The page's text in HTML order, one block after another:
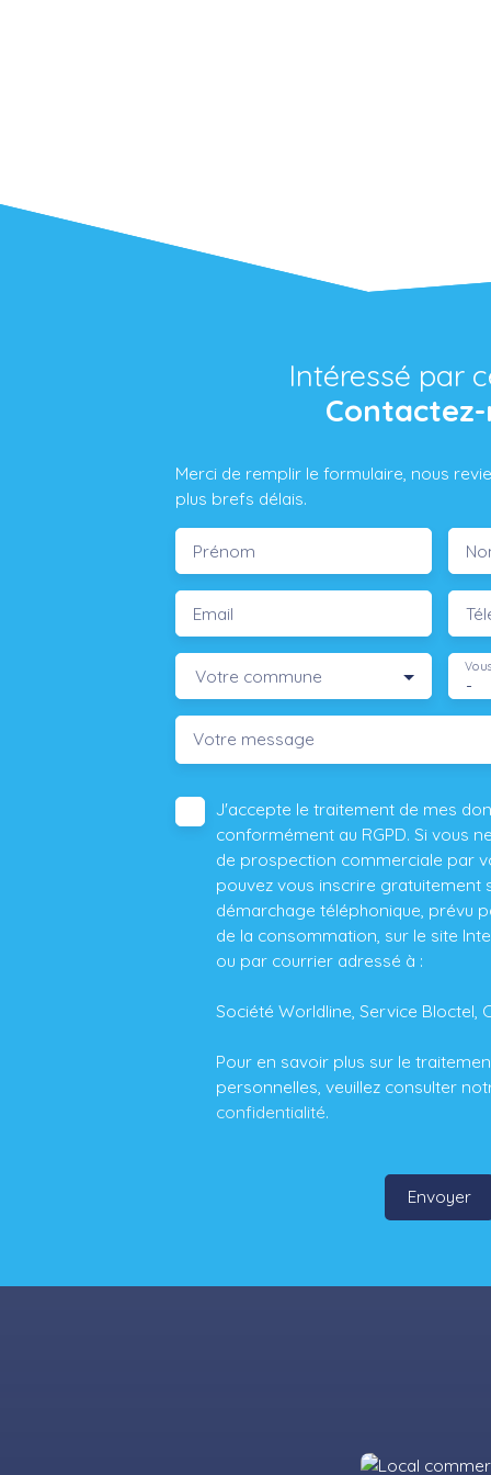
Intéressé par
Merci de remplir le formulaire, nous
plus brefs délais.
Prénom
Email
Votre commune -
Votre message
J'accepte le traitement de mes
conformément au RGPD. Si vous
de prospection commerciale par
pouvez vous inscrire gratuitement
démarchage téléphonique, prévu
de la consommation, sur le site
ou par courrier adressé à :
Société Worldline, Service Bloctel,
Pour en savoir plus sur le
personnelles, veuillez consulter
confidentialité.
Envoyer